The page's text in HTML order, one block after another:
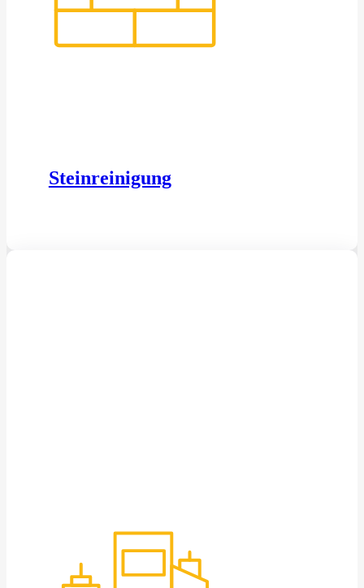
Steinreinigung